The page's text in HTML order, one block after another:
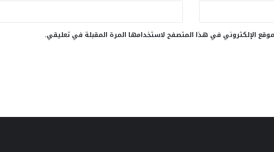
الإلكتروني في هذا المتصفح لاستخدامها المرة المقبلة في تعليقي.